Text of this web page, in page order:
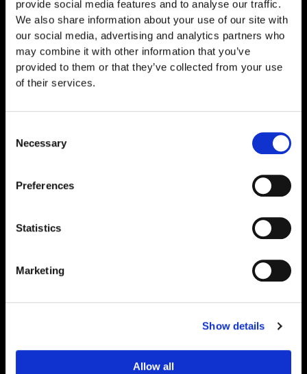
provide social media features and to analyse our traffic.
We also share information about your use of our site with
our social media, advertising and analytics partners who
may combine it with other information that you’ve
provided to them or that they’ve collected from your use
of their services.
Selection
Necessary
Preferences
Statistics
Marketing
Show details
Allow all
119,00
€49,00